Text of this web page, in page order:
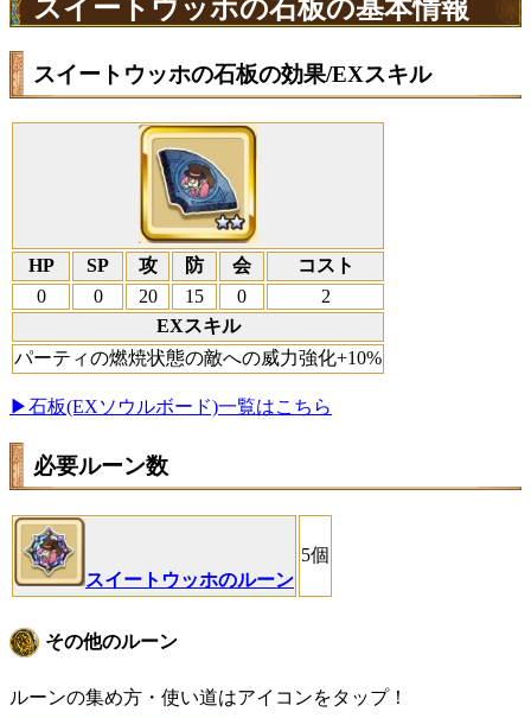
スイートウッホの石板の基本情報
スイートウッホの石板の効果/EXスキル
HP SP 攻 防 会
コスト
0
0 20 15 0
2
EXスキル
パーティの燃焼状態の敵への威力強化+10%
▶石板(EXソウルボード)一覧はこちら
必要ルーン数
スイートウッホのルーン
5個
その他のルーン
ルーンの集め方・使い道はアイコンをタップ！